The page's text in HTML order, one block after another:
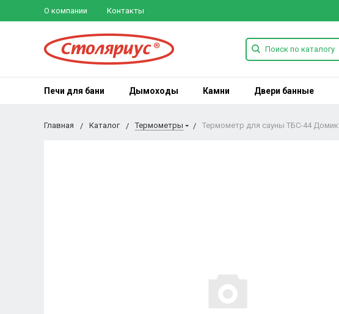
О компании Контакты
Печи для бани Дымоходы Камни Двери банные
Главная Каталог Термометры Термометр для сауны ТБС-44 Домик